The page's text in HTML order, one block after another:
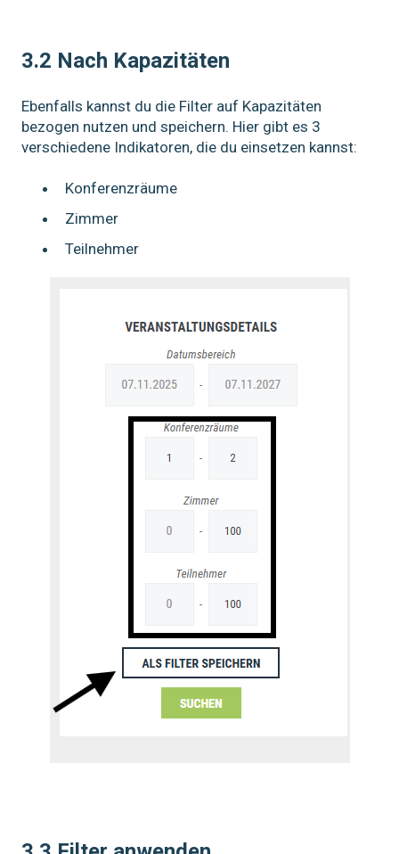
3.2 Nach Kapazitäten
Ebenfalls kannst du die Filter auf Kapazitäten
bezogen nutzen und speichern. Hier gibt es 3
verschiedene Indikatoren, die du einsetzen kannst:
Konferenzräume
Zimmer
Teilnehmer